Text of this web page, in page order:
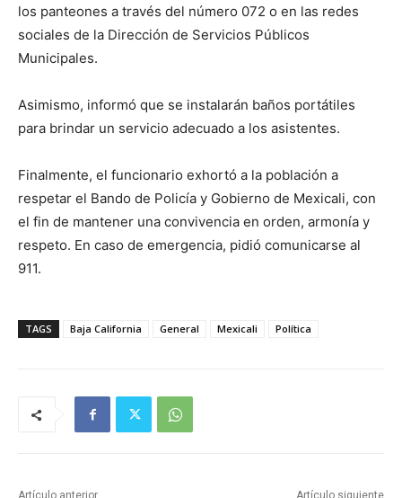
los panteones a través del número 072 o en las redes
sociales de la Dirección de Servicios Públicos
Municipales.
Asimismo, informó que se instalarán baños portátiles
para brindar un servicio adecuado a los asistentes.
Finalmente, el funcionario exhortó a la población a
respetar el Bando de Policía y Gobierno de Mexicali, con
el fin de mantener una convivencia en orden, armonía y
respeto. En caso de emergencia, pidió comunicarse al
911.
TAGS Baja California General Mexicali Política
Artículo anterior Artículo siguiente